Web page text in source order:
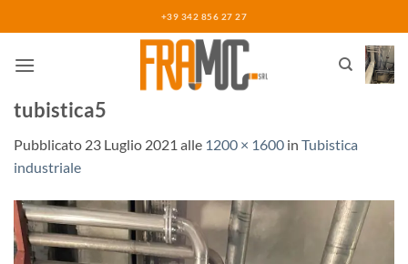
ai
contenuti
+39 342 856 27 27
tubistica5
Pubblicato 23 Luglio 2021 alle 1200 × 1600 in Tubistica
industriale